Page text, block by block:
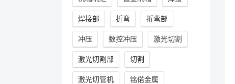
焊接部 折弯 折弯部
冲压 数控冲压 激光切割
激光切割部 切割
激光切管机 铭偌金属